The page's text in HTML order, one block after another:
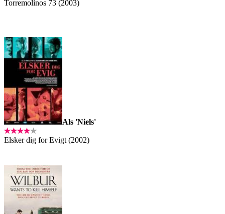
Torremolinos 73 (2003)
Als 'Niels'
Elsker dig for Evigt (2002)